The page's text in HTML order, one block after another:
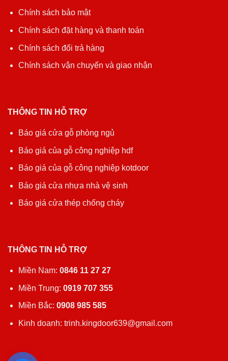
Chính sách bảo mật
Chính sách đặt hàng và thanh toán
Chính sách đổi trả hàng
Chính sách vận chuyển và giao nhận
THÔNG TIN HỖ TRỢ
Báo giá cửa gỗ phòng ngủ
Báo giá của gỗ công nghiệp hdf
Báo giá của gỗ công nghiệp kotdoor
Báo giá cửa nhựa nhà vệ sinh
Báo giá cửa thép chống cháy
THÔNG TIN HỖ TRỢ
Miền Nam: 0846 11 27 27
Miền Trung: 0919 707 355
Miền Bắc: 0908 985 585
Kinh doanh: trinh.kingdoor639@gmail.com